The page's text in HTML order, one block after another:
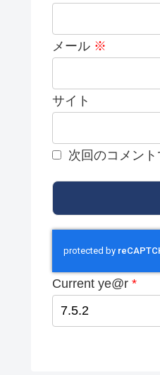
メール ※
サイト
次回のコメン
Current ye@r *